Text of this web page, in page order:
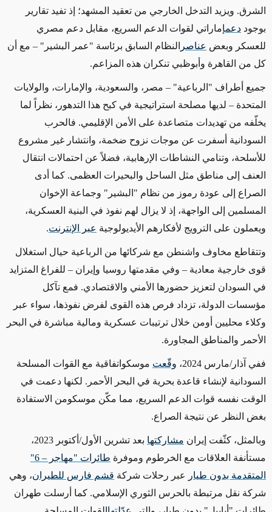
الشرق. ويزيد التدخل الخارجي من تعقيد المشهد؛ إذ تفيد تقارير
بوجود دعمإماراتي لقوات الدعم السريع، مقابل دعم مصري
للعسكر وبعض عناصر النظام السابق برئاسة "عمر البشير" – مع أن
كل من القاهرة وأبوظبي تنكران هذه المزاعم.
جميع أطراف "الرباعية" – مصر، والسعودية، والإمارات، والولايات
المتحدة – لديها مصلحة استراتيجية في كبح هذا التدهور، نظراً لما
يخلّفه من تهديدات متصاعدة على الأمن الإقليمي. فالحرب
السودانية أسفرت عن موجات نزوح ضخمة، وانتشار غير مشروع
للأسلحة، وتنامي النشاطات الإرهابية، فضلاً عن احتمالات انتقال
العنف إلى مناطق مثل الساحل والبحيرات العظمى. كما أدى
الصراع إلى عودة رموز من نظام "البشير" وجماعة الإخوان
المسلمين إلى الواجهة، إذ لا يزال لهم نفوذ في البنية العسكرية،
ويعملون على الترويج لأفكارهم الأيديولوجية عبر الإنترنت.
وتتقاطع مخاوف واشنطن مع شركائها من الرباعية حيال استغلال
قوى خارجية معادية – وفي مقدمتها روسيا وإيران – للفراغ المتزايد
في السودان لتعزيز حضورها الأمني والاقتصادي. فمع تآكل
مؤسسات الدولة، تزداد فرص هذه القوى لفرض نفوذها، سواء عبر
وكلاء محليين أومن خلال ترتيبات عسكرية ومالية مباشرة في البحر
الأحمر والمناطق المجاورة.
ففي آذار/مارس 2024، وقّعت موسكواتفاقية مع القوات المسلحة
السودانية لإنشاء قاعدة بحرية في البحر الأحمر. لكنها دعمت في
الوقت نفسه قوات الدعم السريع، مما مكّن موسكومن الاستفادة
بغض النظر عن نتيجة الصراع.
وبالمثل، كثّفت إيران مشاركتها
بعد تشرين الأول/أكتوبر 2023،
مستأنفة العلاقات مع الخرطوم وموفرة
طائرات "مهاجر – 6"
المتقدمة بدون طيار
عبر رحلات شركة قشم فارس للطيران، وهي
شركة نقل مرتبطة بالحرس الثوري الإسلامي. كما أرسلت طهران